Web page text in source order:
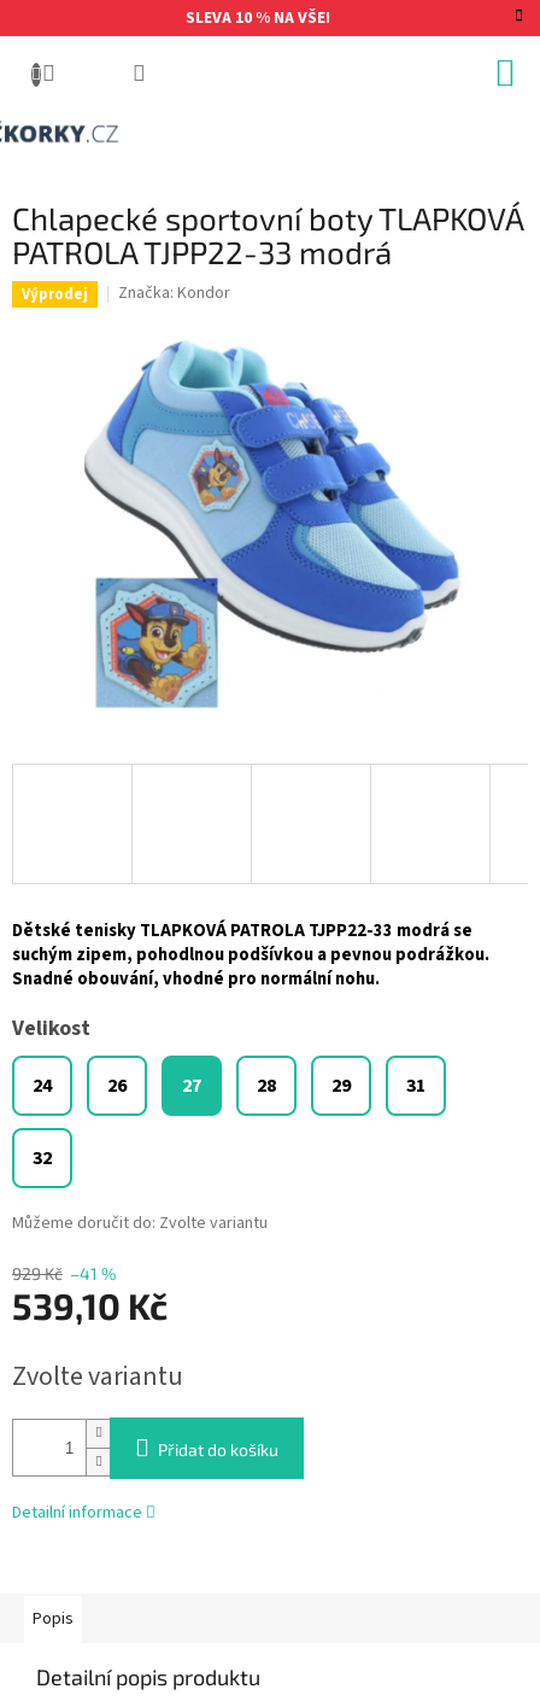
na
SLEVA 10 % NA VŠE!
Chlapecké sportovní boty TLAPKOVÁ
PATROLA TJPP22-33 modrá
Výprodej Značka: Kondor
929 Kč –41 %
539,10 Kč
cena:
Zvolte variantu
Velikost
24 26 27 28 29 31
32
Můžeme doručit do: Zvolte variantu
Přidat do košíku
Dětské tenisky TLAPKOVÁ PATROLA TJPP22-33 modrá se
suchým zipem, pohodlnou podšívkou a pevnou podrážkou.
Snadné obouvání, vhodné pro normální nohu.
Detailní informace
Popis
Detailní popis produktu